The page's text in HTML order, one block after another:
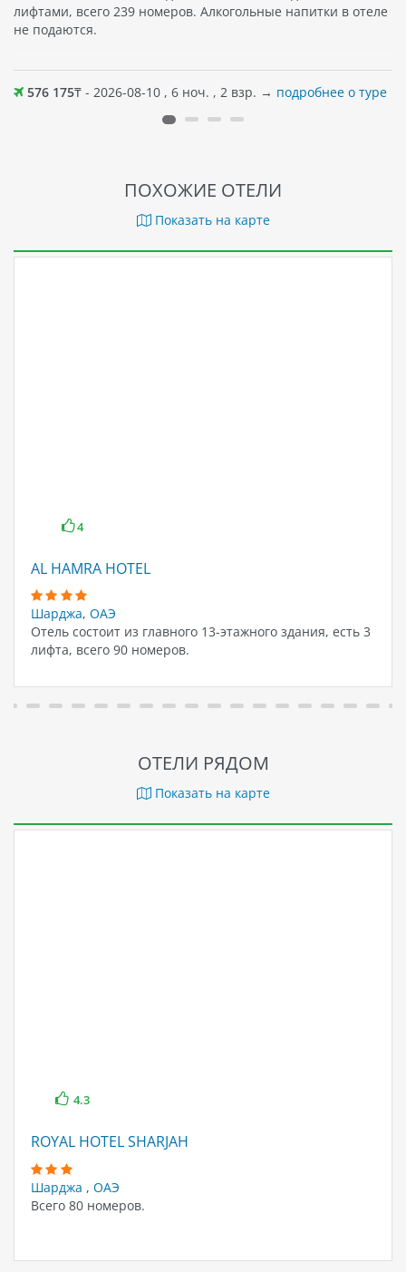
лифтами, всего 239 номеров. Алкогольные напитки в отеле
не подаются.
576 175₸ - 2026-08-10 , 6 ноч. , 2 взр. → подробнее о туре
ПОХОЖИЕ ОТЕЛИ
Показать на карте
4
AL HAMRA HOTEL
Шарджа, ОАЭ
Отель состоит из главного 13-этажного здания, есть 3
лифта, всего 90 номеров.
ОТЕЛИ РЯДОМ
Показать на карте
4.3
ROYAL HOTEL SHARJAH
Шарджа , ОАЭ
Всего 80 номеров.